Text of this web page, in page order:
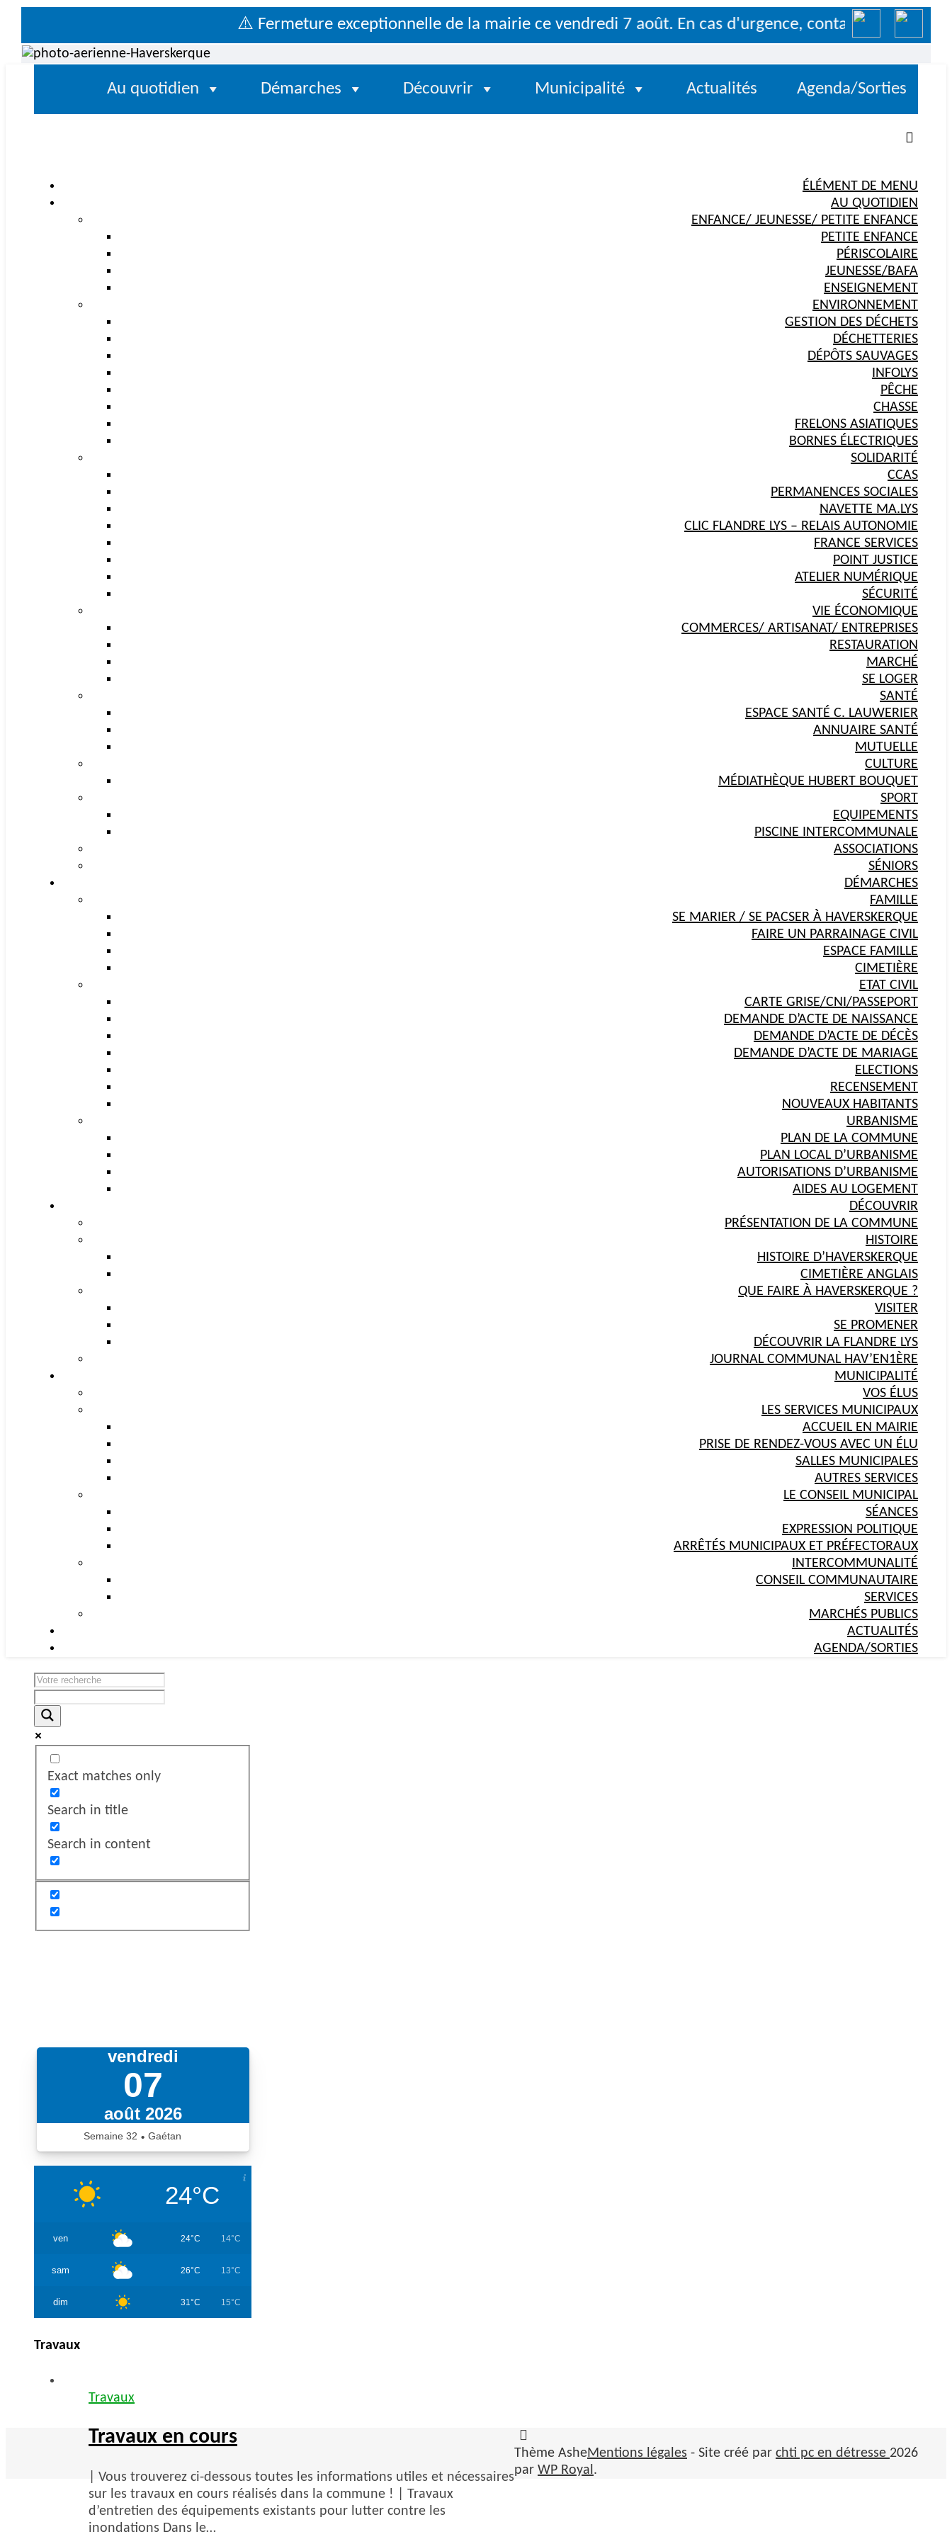
⚠️ Fermeture exceptionnelle de la mairie ce vendredi 7 août. En cas d'urgence, contactez le 07 88 75
Au quotidien Démarches Découvrir Municipalité Actualités Agenda/Sorties
ÉLÉMENT DE MENU
AU QUOTIDIEN
ENFANCE/ JEUNESSE/ PETITE ENFANCE
PETITE ENFANCE
PÉRISCOLAIRE
JEUNESSE/BAFA
ENSEIGNEMENT
ENVIRONNEMENT
GESTION DES DÉCHETS
DÉCHETTERIES
DÉPÔTS SAUVAGES
INFOLYS
PÊCHE
CHASSE
FRELONS ASIATIQUES
BORNES ÉLECTRIQUES
SOLIDARITÉ
CCAS
PERMANENCES SOCIALES
NAVETTE MA.LYS
CLIC FLANDRE LYS – RELAIS AUTONOMIE
FRANCE SERVICES
POINT JUSTICE
ATELIER NUMÉRIQUE
SÉCURITÉ
VIE ÉCONOMIQUE
COMMERCES/ ARTISANAT/ ENTREPRISES
RESTAURATION
MARCHÉ
SE LOGER
SANTÉ
ESPACE SANTÉ C. LAUWERIER
ANNUAIRE SANTÉ
MUTUELLE
CULTURE
MÉDIATHÈQUE HUBERT BOUQUET
SPORT
EQUIPEMENTS
PISCINE INTERCOMMUNALE
ASSOCIATIONS
SÉNIORS
DÉMARCHES
FAMILLE
SE MARIER / SE PACSER À HAVERSKERQUE
FAIRE UN PARRAINAGE CIVIL
ESPACE FAMILLE
CIMETIÈRE
ETAT CIVIL
CARTE GRISE/CNI/PASSEPORT
DEMANDE D’ACTE DE NAISSANCE
DEMANDE D’ACTE DE DÉCÈS
DEMANDE D’ACTE DE MARIAGE
ELECTIONS
RECENSEMENT
NOUVEAUX HABITANTS
URBANISME
PLAN DE LA COMMUNE
PLAN LOCAL D’URBANISME
AUTORISATIONS D’URBANISME
AIDES AU LOGEMENT
DÉCOUVRIR
PRÉSENTATION DE LA COMMUNE
HISTOIRE
HISTOIRE D’HAVERSKERQUE
CIMETIÈRE ANGLAIS
QUE FAIRE À HAVERSKERQUE ?
VISITER
SE PROMENER
DÉCOUVRIR LA FLANDRE LYS
JOURNAL COMMUNAL HAV’EN1ÈRE
MUNICIPALITÉ
VOS ÉLUS
LES SERVICES MUNICIPAUX
ACCUEIL EN MAIRIE
PRISE DE RENDEZ-VOUS AVEC UN ÉLU
SALLES MUNICIPALES
AUTRES SERVICES
LE CONSEIL MUNICIPAL
SÉANCES
EXPRESSION POLITIQUE
ARRÊTÉS MUNICIPAUX ET PRÉFECTORAUX
INTERCOMMUNALITÉ
CONSEIL COMMUNAUTAIRE
SERVICES
MARCHÉS PUBLICS
ACTUALITÉS
AGENDA/SORTIES
Exact matches only
Search in title
Search in content
vendredi
07
août 2026
Semaine 32 • Gaétan
24°C
ven 24°C 14°C
sam 26°C 13°C
dim 31°C 15°C
Travaux
Travaux
Travaux en cours
| Vous trouverez ci-dessous toutes les informations utiles et nécessaires
sur les travaux en cours réalisés dans la commune ! | Travaux
d’entretien des équipements existants pour lutter contre les
inondations Dans le…
Mentions légales - Site créé par chti pc en détresse 2026
Thème Ashe
par WP Royal.